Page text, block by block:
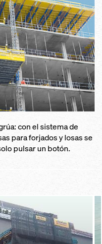
de
marcos de
previa­
por encima de
los puntales
portante gracias
rígido de los
con el sistema de
para forjados y losas se
pulsar un botón.